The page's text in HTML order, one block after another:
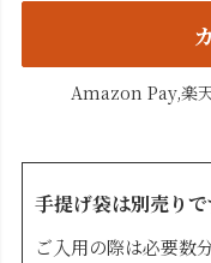
Amazon Pay,楽
手提げ袋は別売り
ご入用の際は必要数